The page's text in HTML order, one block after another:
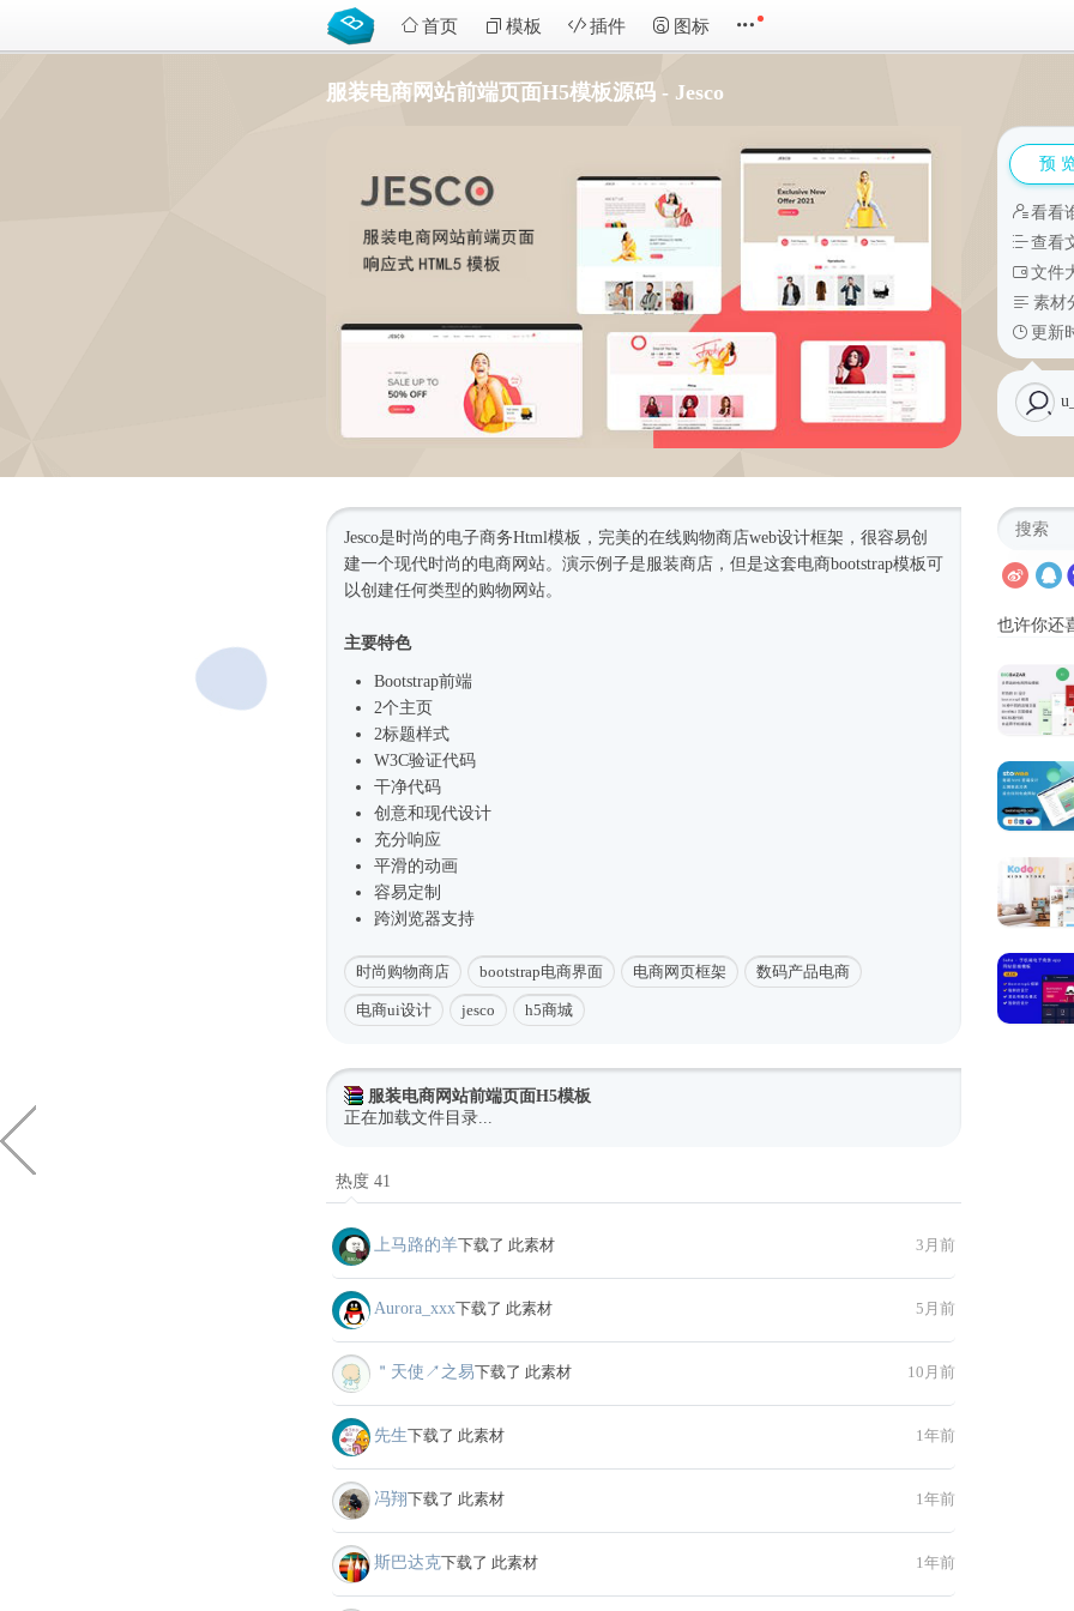
首页 模板 插件 图标
服装电商网站前端页面H5模板源码 - Jesco
预
看看
查看
文件
素材
更新
Jesco是时尚 的电子商务Html模板 ，完美的在线购物商店web设计框架，很容易创
建一个现代时尚 的电商网站。演示例子是服装商店，但是这套电商bootstrap模板可
以创建任何类型的购物网站。
主要特色
Bootstrap前端
2个主页
2标题样式
W3C验证代码
干净代码
创意和现代设计
充分响应
平滑的动画
容易定制
跨浏览器支持
时尚购物商店 bootstrap电商界面 电商网页框架 数码产品电商
电商ui设计 jesco h5商城
服装电商网站前端页面H5模板
正在加载文件目录...
热度 41
上马路的羊下载了 此素材 3月前
Aurora_xxx下载了 此素材 5月前
＂天使↗之易下载了 此素材 10月前
先生下载了 此素材 1年前
冯翔下载了 此素材 1年前
斯巴达克下载了 此素材 1年前
也许你还